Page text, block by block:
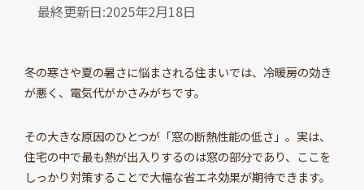
最終更新日:2025年2月18日
冬の寒さや夏の暑さに悩まされる住まいでは、冷暖房の効き
が悪く、電気代がかさみがちです。
その大きな原因のひとつが「窓の断熱性能の低さ」。実は、
住宅の中で最も熱が出入りするのは窓の部分であり、ここを
しっかり対策することで大幅な省エネ効果が期待できます。